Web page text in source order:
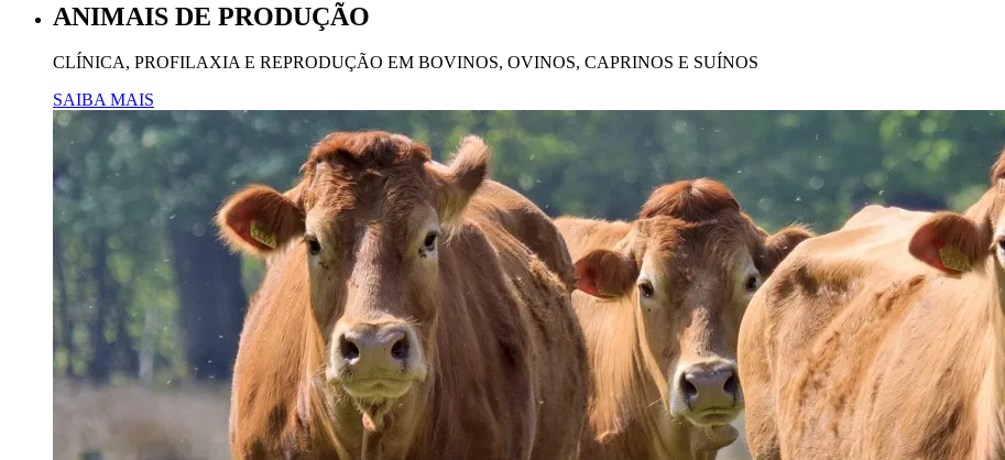
ANIMAIS DE PRODUÇÃO
CLÍNICA, PROFILAXIA E REPRODUÇÃO EM BOVINOS, OVINOS, CAPRINOS E SUÍNOS
SAIBA MAIS